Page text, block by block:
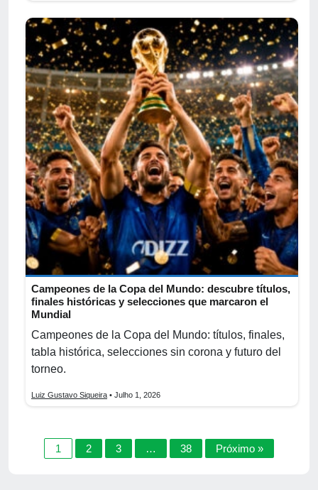
Campeones de la Copa del Mundo: descubre títulos,
finales históricas y selecciones que marcaron el
Mundial
Campeones de la Copa del Mundo: títulos, finales,
tabla histórica, selecciones sin corona y futuro del
torneo.
Luiz Gustavo Siqueira • Julho 1, 2026
1 2 3 … 38 Próximo »